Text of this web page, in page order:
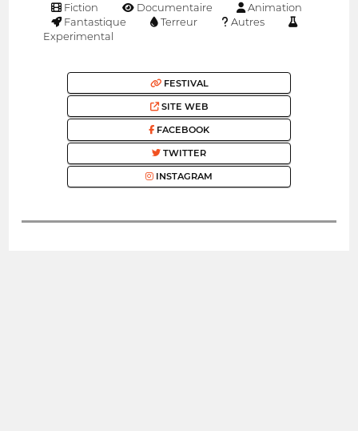
Fiction Documentaire
Animation
Fantastique
Terreur
Autres
Experimental
FESTIVAL
SITE WEB
FACEBOOK
TWITTER
INSTAGRAM